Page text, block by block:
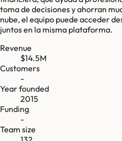
toma de decisiones y ahorran
nube, el equipo puede acceder
juntos en la misma plataforma.
Revenue
$14.5M
Customers
-
Year founded
2015
Funding
-
Team size